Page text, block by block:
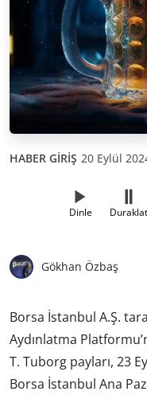
HABER GİRİŞ 20 Eylül
Dinle Duraklat
Gökhan Özbaş
Borsa İstanbul A.Ş.
Aydınlatma
T. Tuborg payları, 23
Borsa İstanbul Ana